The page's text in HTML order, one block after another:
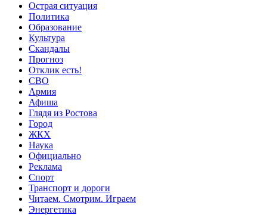
Острая ситуация
Политика
Образование
Культура
Скандалы
Прогноз
Отклик есть!
СВО
Армия
Афиша
Глядя из Ростова
Город
ЖКХ
Наука
Официально
Реклама
Спорт
Транспорт и дороги
Читаем. Смотрим. Играем
Энергетика